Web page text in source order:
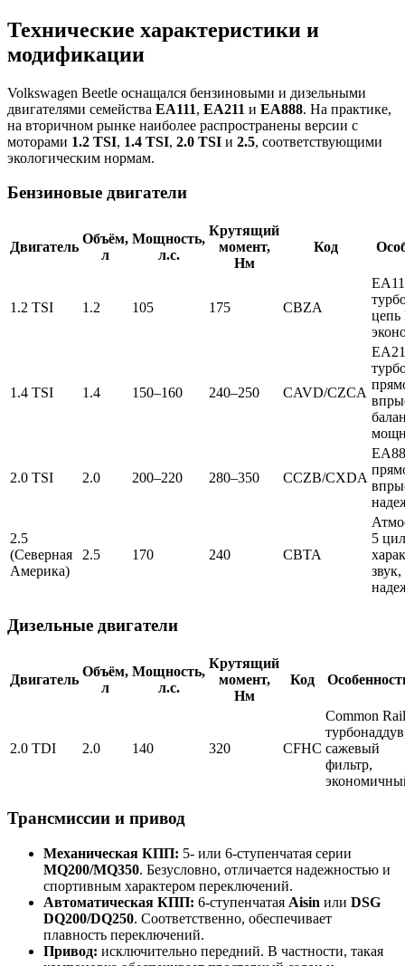
Технические характеристики и
модификации
Volkswagen Beetle оснащался бензиновыми и дизельными
двигателями семейства EA111, EA211 и EA888. На практике,
на вторичном рынке наиболее распространены версии с
моторами 1.2 TSI, 1.4 TSI, 2.0 TSI и 2.5, соответствующими
экологическим нормам.
Бензиновые двигатели
Двигатель
Объём,
л
Мощность,
л.с.
Крутящий
момент,
Нм
Код
1.2 TSI 1.2 105 175 CBZA
1.4 TSI 1.4 150–160 240–250 CAVD/CZCA
2.0 TSI 2.0 200–220 280–350 CCZB/CXDA
2.5
(Северная
Америка)
2.5 170 240 CBTA
5
звук,
Дизельные двигатели
Двигатель
Объём,
л
Мощность,
л.с.
Крутящий
момент,
Нм
Код
2.0 TDI 2.0 140 320 CFHC
Common
сажевый
фильтр,
Трансмиссии и привод
Механическая КПП: 5- или 6-ступенчатая серии
MQ200/MQ350. Безусловно, отличается надежностью и
спортивным характером переключений.
Автоматическая КПП: 6-ступенчатая Aisin или DSG
DQ200/DQ250. Соответственно, обеспечивает
плавность переключений.
Привод: исключительно передний. В частности, такая